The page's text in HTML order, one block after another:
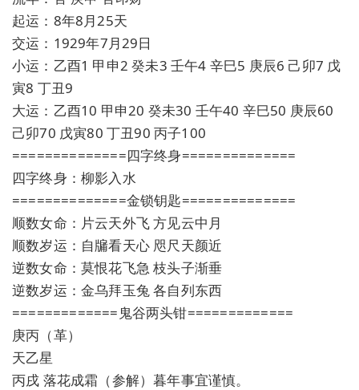
起运：8年8月25天
交运：1929年7月29日
小运：乙酉1 甲申2 癸未3 壬午4 辛巳5 庚辰6 己卯7 戊
寅8 丁丑9
大运：乙酉10 甲申20 癸未30 壬午40 辛巳50 庚辰60
己卯70 戊寅80 丁丑90 丙子100
==============四字终身==============
四字终身：柳影入水
==============金锁钥匙==============
顺数女命：片云天外飞 方见云中月
顺数岁运：自牖看天心 咫尺天颜近
逆数女命：莫恨花飞急 枝头子渐垂
逆数岁运：金乌拜玉兔 各自列东西
=============鬼谷两头钳=============
庚丙（革）
天乙星
丙戌 落花成霜（参解）暮年事宜谨慎。